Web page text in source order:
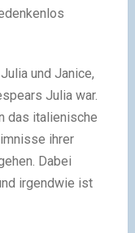
und Janice,
Julia war.
das italienische
ihrer
Dabei
irgendwie ist